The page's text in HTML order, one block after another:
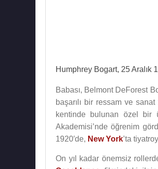
Humphrey Bogart, 25 Aralık
Babası, Belmont DeForest
başarılı bir ressam ve
kentinde bulunan özel bir
Akademisi’nde öğrenim
1920′de, New York’ta
On yıl kadar önemsiz